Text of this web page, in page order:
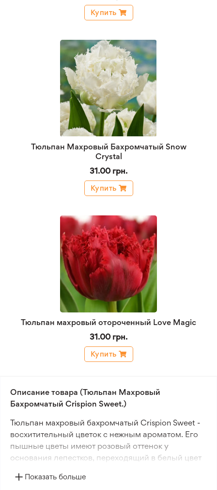
Купить
Тюльпан Махровый Бахромчатый Snow
Crystal
31.00 грн.
Купить
Тюльпан махровый отороченный Love Magic
31.00 грн.
Купить
Описание товара (Тюльпан Махровый
Бахромчатый Crispion Sweet.)
Тюльпан махровый бахромчатый Crispion Sweet -
восхитительный цветок с нежным ароматом. Его
пышные цветы имеют розовый оттенок у
основания лепестков, переходящий в белый цвет
радость и восторг.
Показать больше